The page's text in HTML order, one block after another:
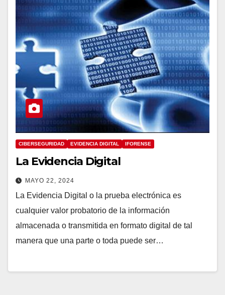
CIBERSEGURIDAD EVIDENCIA DIGITAL IFORENSE
La Evidencia Digital
MAYO 22, 2024
La Evidencia Digital o la prueba electrónica es
cualquier valor probatorio de la información
almacenada o transmitida en formato digital de tal
manera que una parte o toda puede ser…